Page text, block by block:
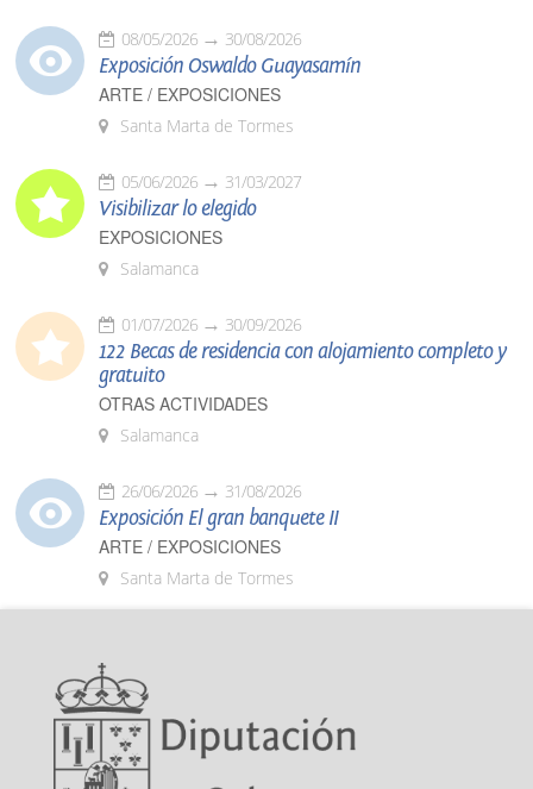
08/05/2026 30/08/2026
Exposición Oswaldo Guayasamín
ARTE / EXPOSICIONES
Santa Marta de Tormes
05/06/2026 31/03/2027
Visibilizar lo elegido
EXPOSICIONES
Salamanca
01/07/2026 30/09/2026
122 Becas de residencia con alojamiento completo y
gratuito
OTRAS ACTIVIDADES
Salamanca
26/06/2026 31/08/2026
Exposición El gran banquete II
ARTE / EXPOSICIONES
Santa Marta de Tormes